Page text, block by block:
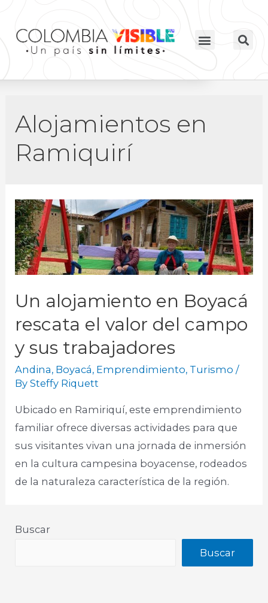
Alojamientos en
Ramiquirí
Un alojamiento en Boyacá
rescata el valor del campo
y sus trabajadores
Andina, Boyacá, Emprendimiento, Turismo /
BySteffy Riquett
Ubicado en Ramiriquí, este emprendimiento
familiar ofrece diversas actividades para que
sus visitantes vivan una jornada de inmersión
en la cultura campesina boyacense, rodeados
de la naturaleza característica de la región.​
Buscar
Buscar